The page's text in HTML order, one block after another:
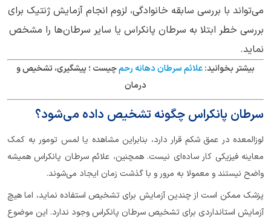
می‌تواند با بررسی سابقه خانوادگی، لزوم انجام آزمایش ژنتیک برای
بررسی خطر ابتلا به سرطان پانکراس یا سایر سرطان‌ها را مشخص
نماید.
بیشتر بخوانید:علائم سرطان دهانه رحمچیست ؛ پیشگیری، تشخیص و
درمان
سرطان پانکراس چگونه تشخیص داده می‌شود؟
لوزالمعده در عمق شکم قرار دارد، بنابراین مشاهده یا لمس تومور به کمک
معاینه فیزیکی کار ساده‌ای نیست. همچنین، علائم سرطان پانکراس همیشه
واضح نیستند و معمولا به مرور و با گذشت زمان ایجاد می‌شوند.
پزشک ممکن است از چندین آزمایش برای تشخیص استفاده نماید، اما هیچ
آزمایش استانداردی برای تشخیص سرطان پانکراس وجود ندارد. این موضوع